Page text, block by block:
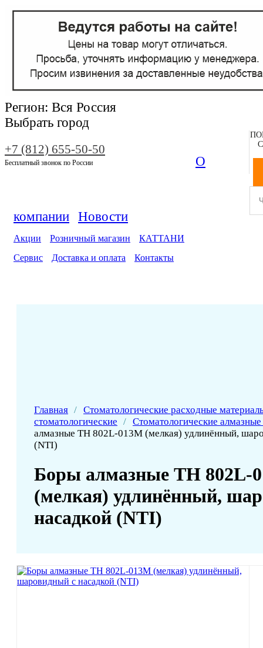
Регион: Вся Россия
Выбрать город
+7 (812) 655-50-50
Бесплатный звонок по России О
компании Новости
Акции Розничный магазин
КАТТАНИ
Сервис
Доставка и оплата Контакты
Главная / Стоматологические расходные
стоматологические / Стоматологические
алмазные ТН 802L-013M (мелкая) удлинённый,
(NTI)
Боры алмазные ТН 802L-
(мелкая) удлинённый,
насадкой (NTI)